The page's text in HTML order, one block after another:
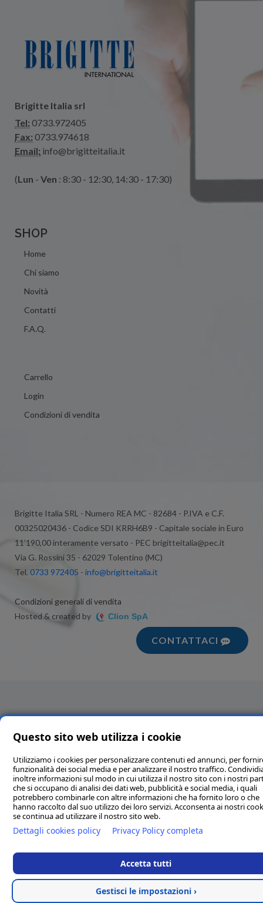
Brigitte Italia srl
Tel: 0733.972405
Fax: 0733.974618
Email: info@brigitteitalia.it
(Lun - Ven : 8:30 - 12:30, 14:30 - 17:30)
SHOP
Home
Chi siamo
Novità
Contatti
F.A.Q.
Carrello
Login
Condizioni di vendita
Brigitte Italia SRL - Numero REA MC - 82684 - P.IVA e C.F.
00325020436 - Codice SDI KRRH6B9 - Capitale sociale in Euro
11’190,00 interamente versato - PEC brigitteitalia@pec.it
Via G. Rossini 35 - 62029 Tolentino (MC)
Tel. 0733 972405 - info@brigitteitalia.it
Condizioni generali di vendita
Hosted & created by
Clion SpA
CONTATTACI
Questo sito web utilizza i cookie
Utilizziamo i cookies per personalizzare contenuti ed annunci, per
funzionalità dei social media e per analizzare il nostro traffico.
inoltre informazioni sul modo in cui utilizza il nostro sito con i nostri
che si occupano di analisi dei dati web, pubblicità e social media, i quali
potrebbero combinarle con altre informazioni che ha fornito loro o che
hanno raccolto dal suo utilizzo dei loro servizi. Acconsenta ai nostri
se continua ad utilizzare il nostro sito web.
Dettagli cookies policy Privacy Policy completa
Accetta tutti
Gestisci le impostazioni ›